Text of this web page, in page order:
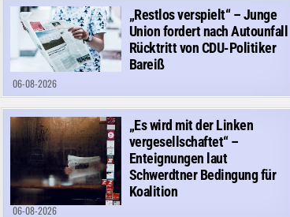
„Restlos verspielt“ – Junge
Union fordert nach Autounfall
Rücktritt von CDU-Politiker
Bareiß
06-08-2026
„Es wird mit der Linken
vergesellschaftet“ –
Enteignungen laut
Schwerdtner Bedingung für
Koalition
06-08-2026